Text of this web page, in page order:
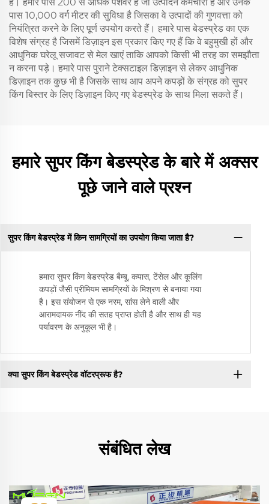
पास 10,000 वर्ग मीटर की सुविधा है जिसका वे उत्पादों की गुणवत्ता को
नियंत्रित करने के लिए पूर्ण उपयोग करते हैं। हमारे पास बेडस्प्रेड का एक
विशेष संग्रह है जिसमें डिज़ाइन इस प्रकार किए गए हैं कि वे बहुमुखी हों और
आधुनिक घरेलू सजावट से मेल खाएं ताकि आपको किसी भी तरह का समझौता
न करना पड़े। हमारे पास पुराने टेक्सटाइल डिज़ाइन से लेकर आधुनिक
डिज़ाइन तक कुछ भी है जिसके साथ आप अपने कपड़ों के संग्रह को सुपर
किंग बिस्तर के लिए डिज़ाइन किए गए बेडस्प्रेड के साथ मिला सकते हैं।
हमारे सुपर किंग बेडस्प्रेड के बारे में अक्सर
पूछे जाने वाले प्रश्न
सुपर किंग बेडस्प्रेड में किन सामग्रियों का उपयोग किया जाता है?
हमारा सुपर किंग बेडस्प्रेड बैम्बू, कपास, टेंसेल और कूलिंग
कपड़ों जैसी प्रीमियम सामग्रियों के मिश्रण से बनाया गया
है। इस संयोजन से एक नरम, सांस लेने वाली और
आरामदायक नींद की सतह प्राप्त होती है और साथ ही यह
पर्यावरण के अनुकूल भी है।
क्या सुपर किंग बेडस्प्रेड वॉटरप्रूफ है?
संबंधित लेख